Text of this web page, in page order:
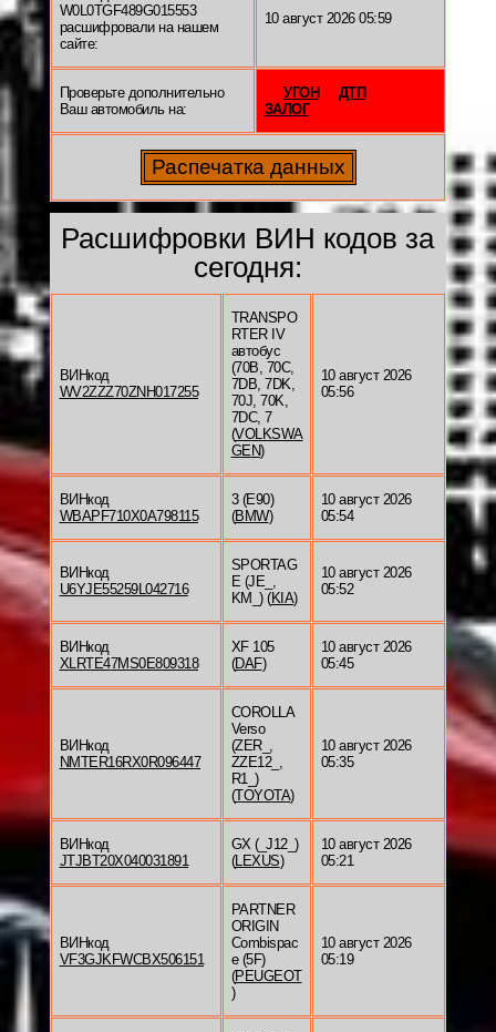
W0L0TGF489G015553
расшифровали на нашем
сайте:
10 август 2026 05:59
Проверьте дополнительно
Ваш автомобиль на:
УГОН
ДТП
ЗАЛОГ
Расшифровки ВИН кодов за
сегодня:
ВИНкод
WV2ZZZ70ZNH017255
TRANSPO
RTER IV
автобус
(70B, 70C,
7DB, 7DK,
70J, 70K,
7DC, 7
(VOLKSWA
GEN)
10 август 2026
05:56
ВИНкод
WBAPF710X0A798115
3 (E90)
(BMW)
10 август 2026
05:54
ВИНкод
U6YJE55259L042716
SPORTAG
E (JE_,
KM_) (KIA)
10 август 2026
05:52
ВИНкод
XLRTE47MS0E809318
XF 105
(DAF)
10 август 2026
05:45
ВИНкод
NMTER16RX0R096447
COROLLA
Verso
(ZER_,
ZZE12_,
R1_)
(TOYOTA)
10 август 2026
05:35
ВИНкод
JTJBT20X040031891
GX (_J12_)
(LEXUS)
10 август 2026
05:21
ВИНкод
VF3GJKFWCBX506151
PARTNER
ORIGIN
Combispac
e (5F)
(PEUGEOT
)
10 август 2026
05:19